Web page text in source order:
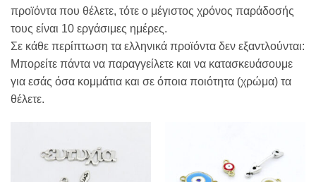
προϊόντα που θέλετε, τότε ο μέγιστος χρόνος παράδοσής
τους είναι 10 εργάσιμες ημέρες.
Σε κάθε περίπτωση τα ελληνικά προϊόντα δεν εξαντλούνται:
Μπορείτε πάντα να παραγγείλετε και να κατασκευάσουμε
για εσάς όσα κομμάτια και σε όποια ποιότητα (χρώμα) τα
θέλετε.